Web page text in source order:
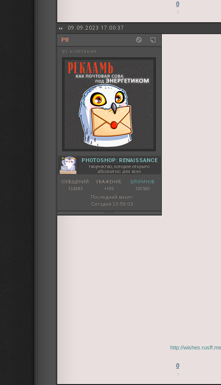
0
09.09.2023 17:00:37
PR
pr компания
PHOTOSHOP: RENAISSANCE
творчество, которое открыто
абсолютно для всех
СООБЩЕНИЙ:
134383
УВАЖЕНИЕ:
+109
ФЛОРИНОВ:
100500
Последний визит:
Сегодня 10:56:03
http://
0